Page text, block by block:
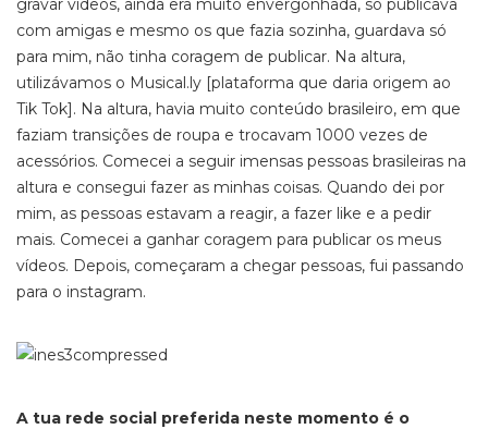
gravar vídeos, ainda era muito envergonhada, só publicava
com amigas e mesmo os que fazia sozinha, guardava só
para mim, não tinha coragem de publicar. Na altura,
utilizávamos o Musical.ly [plataforma que daria origem ao
Tik Tok]. Na altura, havia muito conteúdo brasileiro, em que
faziam transições de roupa e trocavam 1000 vezes de
acessórios. Comecei a seguir imensas pessoas brasileiras na
altura e consegui fazer as minhas coisas. Quando dei por
mim, as pessoas estavam a reagir, a fazer like e a pedir
mais. Comecei a ganhar coragem para publicar os meus
vídeos. Depois, começaram a chegar pessoas, fui passando
para o instagram.
A tua rede social preferida neste momento é o